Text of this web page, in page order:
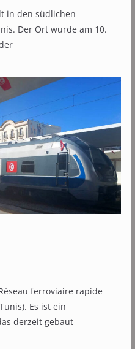
in den südlichen
Der Ort wurde am 10.
ferroviaire rapide
Es ist ein
derzeit gebaut